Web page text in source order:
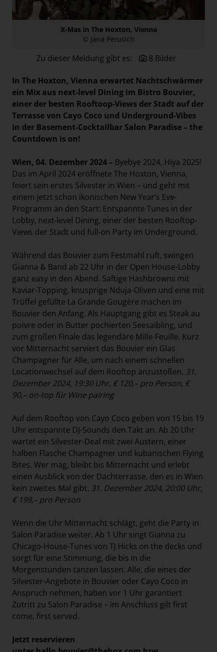
Paradies Garten
Swiss Life Select
The Hoxton
Unibail-Rodamco-Westfield
Vöslauer
NMK
KONTAKT
X-Mas in The Hoxton, Vienna
© Jana Perusich
Zu dieser Meldung gibt es: 8 Bilder
In The Hoxton, Vienna erwartet Nachtschwärmer
ein Mix aus next-level Dining im Bistro Bouvier,
einer der besten Rooftoop-Views der Stadt auf der
Terrasse von Cayo Coco und Underground-Vibes
in der Basement-Cocktailbar Salon Paradise – the
Countdown is on!
Wien, 04. Dezember 2024 – Byebye 2024, Hiya 2025!
Das im April 2024 eröffnete The Hoxton, Vienna,
feiert sein erstes Silvester in Wien – und geht mit
einem jetzt schon ikonischen New Year’s Eve-
Programm an den Start: Entspannte Tunes in der
Lobby, next-level Dining, einer der besten Rooftop-
Views der Stadt und full-on Party im Underground.
Während das Bouvier zum Festmahl ruft, swingen
Gianna & Band ab 22 Uhr in der Open House-Lobby
ganz easy in den Abend. Saftige Hashbrowns mit
Kaviar-Topping, knusprige Nduja-Oliven und eine mit
Trüffel gefüllte La Grande Gougère machen im
Bouvier den Anfang. Als Hauptgang gibt es Steak au
poivre oder in Butter pochierten Seesaibling, und
zum großen Finale das legendäre Mille-Feuille. Kurz
vor Mitternacht serviert das Bouvier ein Glas
Champagner für Alle, um nach einem schnellen
Locationwechsel auf dem Rooftop anzustoßen. 31.
Dezember 2024, 19:30 Uhr, € 120,– pro Person, €
90,– on-top für Wine pairing
Auf dem Rooftop von Cayo Coco geben von 15 bis 19
Uhr entspannte DJ-Sounds den Takt an. Ab 20 Uhr
wartet ein Silvester-Deal mit zwei Austern, einer
halben Flasche Champagner und kubanischen Flying
Bites. Wer mag, bleibt bis Mitternacht und erlebt
einen Ausblick von der Dachterrasse, den es in Wien
kein zweites Mal gibt. 31. Dezember 2024, 20:00 Uhr,
€ 199,– pro Person
Wenn die Uhr Mitternacht schlägt, geht die Party in
Salon Paradise weiter. Ab 1 Uhr singt Gianna zu
Chicago-House-Tunes von TJ Hicks on the decks und
sorgt für eine Stimmung, die bis in die
Morgenstunden tanzen lassen. Alle, die eines der
Silvester-Angebote in Bouvier oder Cayo Coco in
Anspruch nehmen, haben vor 1 Uhr garantiert
Zutritt zu Salon Paradise – im Anschluss gilt first
come, first served.
Jetzt reservieren